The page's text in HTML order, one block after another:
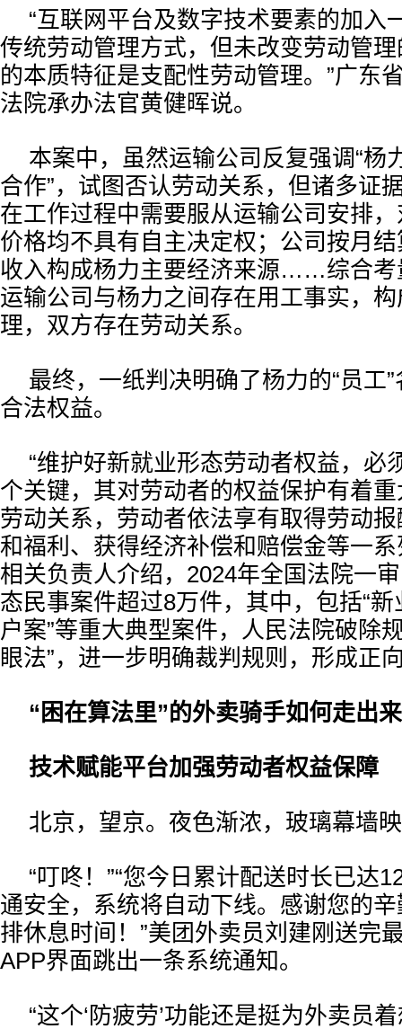
“互联网平台及数字技术要素的加入
传统劳动管理方式，但未改变劳动管
的本质特征是支配性劳动管理。”广东
法院承办法官黄健晖说。
本案中，虽然运输公司反复强调“杨
合作”，试图否认劳动关系，但诸多证
在工作过程中需要服从运输公司安排
价格均不具有自主决定权；公司按月
收入构成杨力主要经济来源……综合考
运输公司与杨力之间存在用工事实，
理，双方存在劳动关系。
最终，一纸判决明确了杨力的“员工
合法权益。
“维护好新就业形态劳动者权益，必
个关键，其对劳动者的权益保护有着
劳动关系，劳动者依法享有取得劳动
和福利、获得经济补偿和赔偿金等一系
相关负责人介绍，2024年全国法院一
态民事案件超过8万件，其中，包括“
户案”等重大典型案件，人民法院破除
眼法”，进一步明确裁判规则，形成正
“困在算法里”的外卖骑手如何走出
技术赋能平台加强劳动者权益保障
北京，望京。夜色渐浓，玻璃幕墙
“叮咚！”“您今日累计配送时长已达
通安全，系统将自动下线。感谢您的
排休息时间！”美团外卖员刘建刚送完
APP界面跳出一条系统通知。
“这个‘防疲劳’功能还是挺为外卖员